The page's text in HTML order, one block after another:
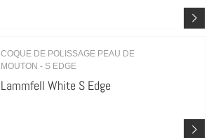
COQUE DE POLISSAGE PEAU DE
MOUTON - S EDGE
Lammfell White S Edge